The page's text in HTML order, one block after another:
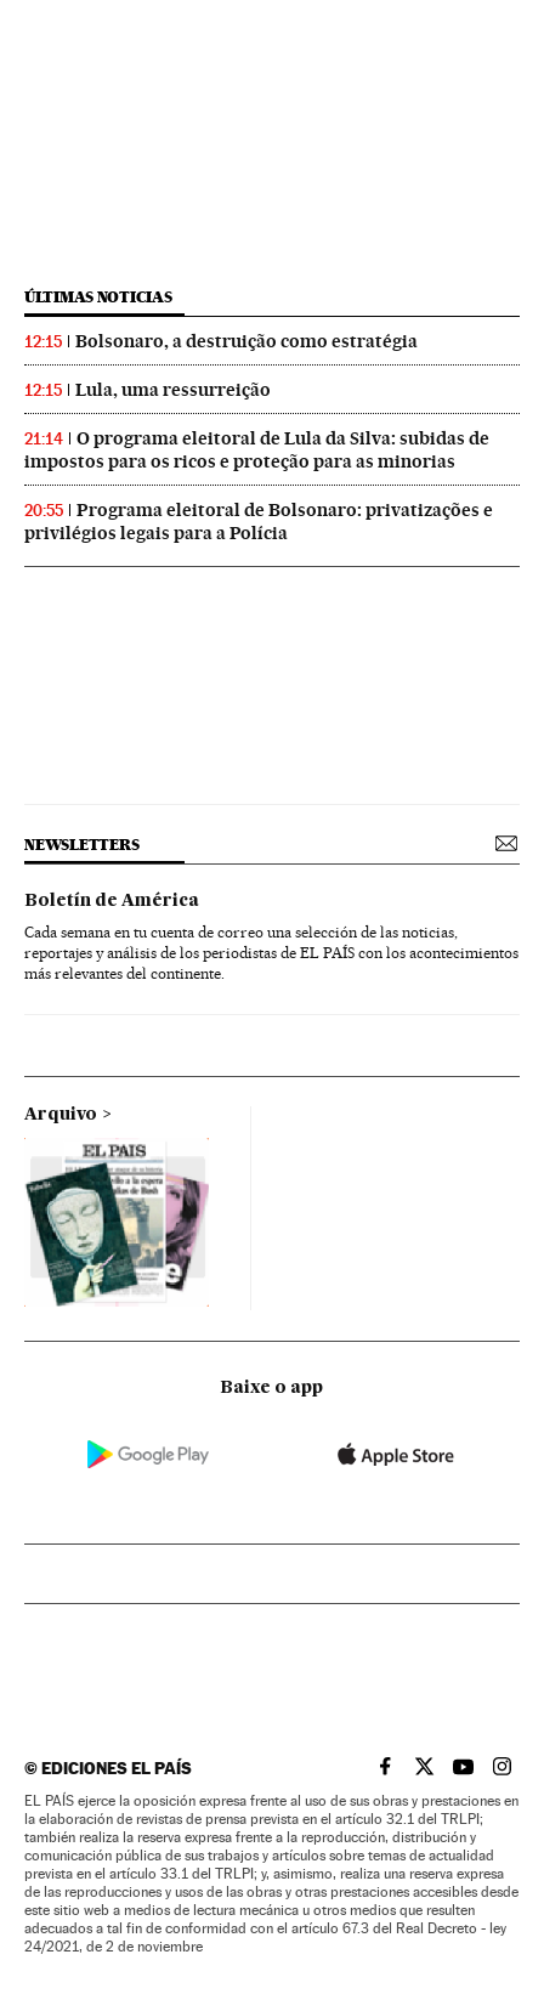
ÚLTIMAS NOTICIAS
12:15 Bolsonaro, a destruição como estratégia
12:15 Lula, uma ressurreição
21:14
O programa eleitoral de Lula da Silva: subidas de
impostos para os ricos e proteção para as minorias
20:55
Programa eleitoral de Bolsonaro: privatizações e
privilégios legais para a Polícia
NEWSLETTERS
Boletín de América
Cada semana en tu cuenta de correo una selección de las noticias,
reportajes y análisis de los periodistas de EL PAÍS con los acontecimientos
más relevantes del continente.
Arquivo
Baixe o app
©EDICIONES EL PAÍS EL PAÍS BRASIL EN
EL PAÍSEL PAÍS
EL
EL PAÍS ejerce la oposición expresa frente al uso de sus obras y prestaciones en
la elaboración de revistas de prensa prevista en el artículo 32.1 del TRLPI;
también realiza la reserva expresa frente a la reproducción, distribución y
comunicación pública de sus trabajos y artículos sobre temas de actualidad
prevista en el artículo 33.1 del TRLPI; y, asimismo, realiza una reserva expresa
de las reproducciones y usos de las obras y otras prestaciones accesibles desde
este sitio web a medios de lectura mecánica u otros medios que resulten
adecuados a tal fin de conformidad con el artículo 67.3 del Real Decreto - ley
24/2021, de 2 de noviembre